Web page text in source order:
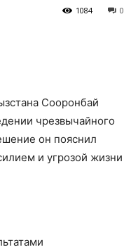
0
1084
Сооронбай
чрезвычайного
он пояснил
и угрозой жизни